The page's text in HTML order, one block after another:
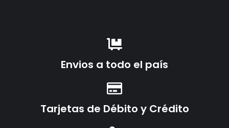
Envios a todo el país
Tarjetas de Débito y Crédito